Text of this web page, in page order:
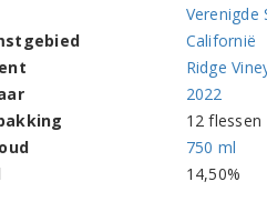
Verenigde
Californië
Ridge
2022
12 flessen
750 ml
14,50%